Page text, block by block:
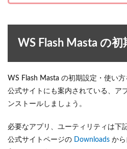
WS Flash Masta の
WS Flash Masta の初期設定・使い
公式サイトにも案内されている、ア
ンストールしましょう。
必要なアプリ、ユーティリティは下
公式サイトページの Downloads か